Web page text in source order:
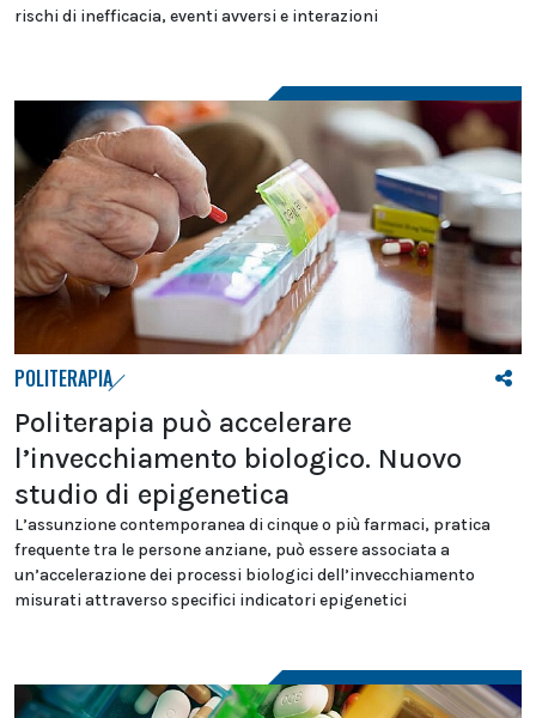
rischi di inefficacia, eventi avversi e interazioni
POLITERAPIA
Politerapia può accelerare
l’invecchiamento biologico. Nuovo
studio di epigenetica
L’assunzione contemporanea di cinque o più farmaci, pratica
frequente tra le persone anziane, può essere associata a
un’accelerazione dei processi biologici dell’invecchiamento
misurati attraverso specifici indicatori epigenetici